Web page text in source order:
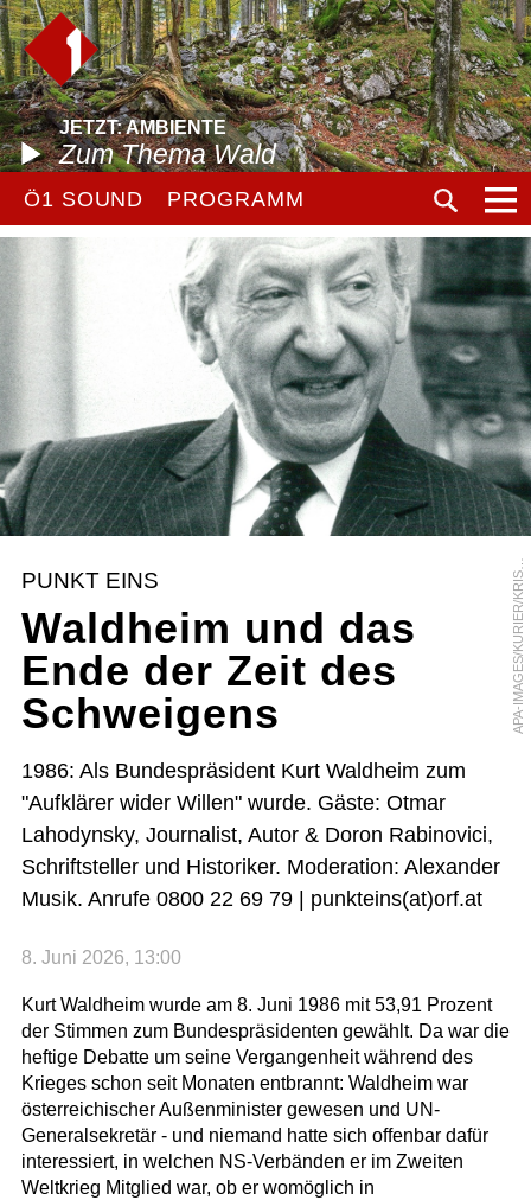
JETZT: AMBIENTE
Zum Thema Wald
Ö1 SOUND PROGRAMM
A
P
A
-
I
M
A
G
E
S
/
K
U
R
I
E
R
/
K
R
I
S
T
I
A
N
B
I
S
S
U
T
I
PUNKT EINS
Waldheim und das
Ende der Zeit des
Schweigens
1986: Als Bundespräsident Kurt Waldheim zum
"Aufklärer wider Willen" wurde. Gäste: Otmar
Lahodynsky, Journalist, Autor & Doron Rabinovici,
Schriftsteller und Historiker. Moderation: Alexander
Musik. Anrufe 0800 22 69 79 | punkteins(at)orf.at
8. Juni 2026, 13:00
Kurt Waldheim wurde am 8. Juni 1986 mit 53,91 Prozent
der Stimmen zum Bundespräsidenten gewählt. Da war die
heftige Debatte um seine Vergangenheit während des
Krieges schon seit Monaten entbrannt: Waldheim war
österreichischer Außenminister gewesen und UN-
Generalsekretär - und niemand hatte sich offenbar dafür
interessiert, in welchen NS-Verbänden er im Zweiten
Weltkrieg Mitglied war, ob er womöglich in